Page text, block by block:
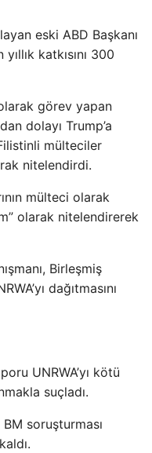
eski ABD Başkanı
katkısını 300
görev yapan
dolayı Trump’a
mülteciler
nitelendirdi.
mülteci olarak
olarak nitelendirerek
Birleşmiş
dağıtmasını
UNRWA’yı kötü
suçladı.
BM soruşturması